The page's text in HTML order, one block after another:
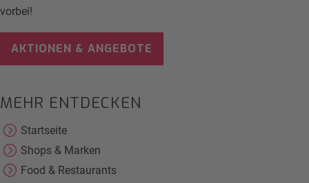
vorbei!
AKTIONEN & ANGEBOTE
MEHR ENTDECKEN
Startseite
Shops & Marken
Food & Restaurants